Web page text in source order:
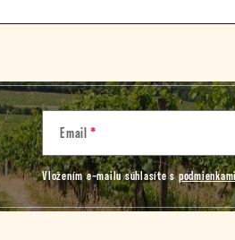
Email
Vložením e-mailu súhlasíte s